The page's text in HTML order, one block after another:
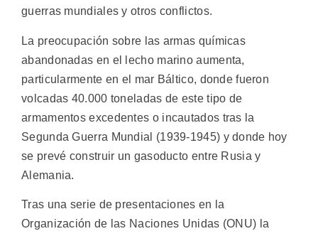
guerras mundiales y otros conflictos.
La preocupación sobre las armas químicas
abandonadas en el lecho marino aumenta,
particularmente en el mar Báltico, donde fueron
volcadas 40.000 toneladas de este tipo de
armamentos excedentes o incautados tras la
Segunda Guerra Mundial (1939-1945) y donde hoy
se prevé construir un gasoducto entre Rusia y
Alemania.
Tras una serie de presentaciones en la
Organización de las Naciones Unidas (ONU) la